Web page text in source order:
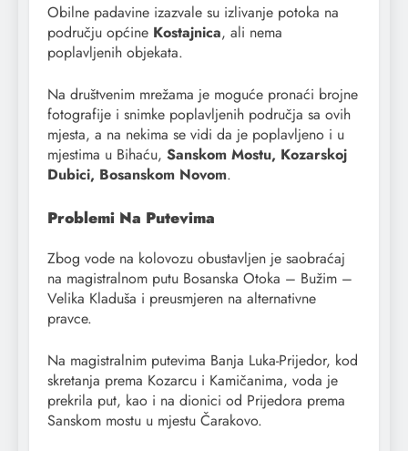
Obilne padavine izazvale su izlivanje potoka na
području općine Kostajnica, ali nema
poplavljenih objekata.
Na društvenim mrežama je moguće pronaći brojne
fotografije i snimke poplavljenih područja sa ovih
mjesta, a na nekima se vidi da je poplavljeno i u
mjestima u Bihaću, Sanskom Mostu, Kozarskoj
Dubici, Bosanskom Novom.
Problemi Na Putevima
Zbog vode na kolovozu obustavljen je saobraćaj
na magistralnom putu Bosanska Otoka – Bužim –
Velika Kladuša i preusmjeren na alternativne
pravce.
Na magistralnim putevima Banja Luka-Prijedor, kod
skretanja prema Kozarcu i Kamičanima, voda je
prekrila put, kao i na dionici od Prijedora prema
Sanskom mostu u mjestu Čarakovo.